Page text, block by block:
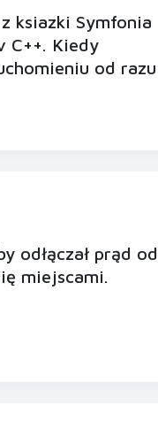
ksiazki Symfonia
C++. Kiedy
od razu
odłączał prąd od
miejscami.